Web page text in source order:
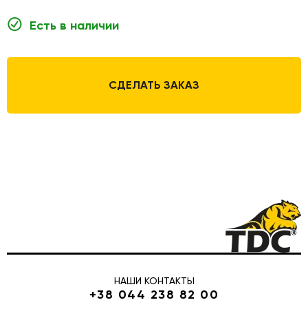
Есть в наличии
СДЕЛАТЬ ЗАКАЗ
НАШИ КОНТАКТЫ
+38 044 238 82 00